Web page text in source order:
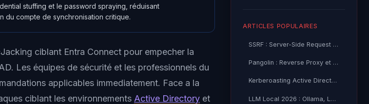
stuffing et le password spraying, réduisant
du compte de synchronisation critique.
ciblant Entra Connect pour empecher la
Les équipes de sécurité et les professionnels du
applicables immediatement. Face a la
ciblant les environnements Active Directory et
ARTICLES POPULAIRES
SSRF : Server-Side Request Forgery — Exploitation Avancée
Pangolin : Reverse Proxy et Tunnel Self-Hosted — Guide
Kerberoasting Active Directory : Attaque et Défense 2026
LLM Local 2026 : Ollama, LM Studio ou vLLM — Quel Outil selon